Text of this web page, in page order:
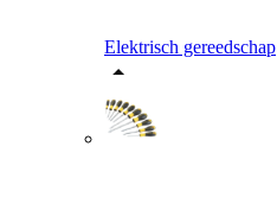
Elektrisch gereedschap